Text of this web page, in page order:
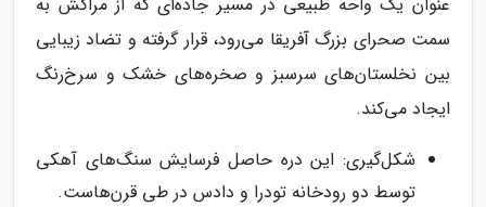
سمت صحرای بزرگ آفریقا می‌رود، قرار گرفته و تضاد زیبایی
بین نخلستان‌های سرسبز و صخره‌های خشک و سرخ‌رنگ
ایجاد می‌کند.
شکل‌گیری: این دره حاصل فرسایش سنگ‌های آهکی
توسط دو رودخانه تودرا و دادس در طی قرن‌هاست.